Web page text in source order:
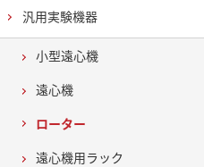
汎用実験機器
小型遠心機
遠心機
ローター
遠心機用ラック